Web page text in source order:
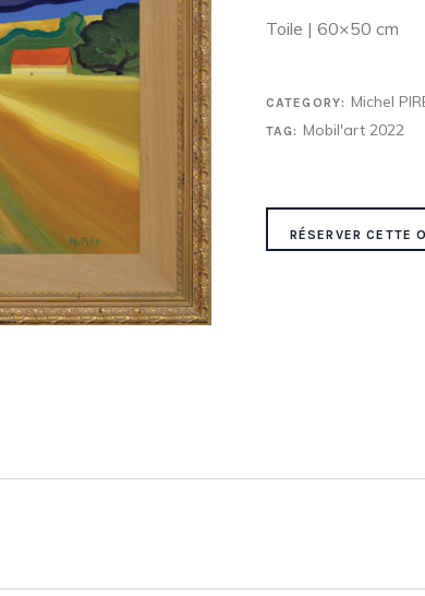
Toile | 60×50 cm
CATEGORY: Michel
TAG: Mobil'art 2022
RÉSERVER CETTE